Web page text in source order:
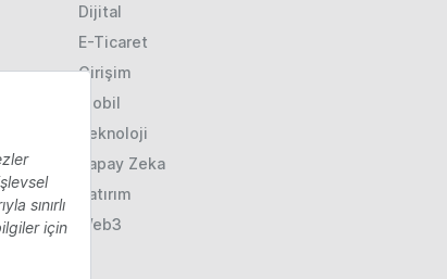
Dijital
E-Ticaret
Girişim
Mobil
Teknoloji
Yapay Zeka
Yatırım
Web3